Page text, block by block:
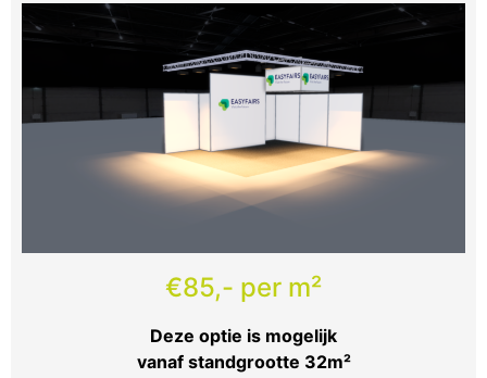
€85,- per m²
Deze optie is mogelijk
vanaf standgrootte 32m²